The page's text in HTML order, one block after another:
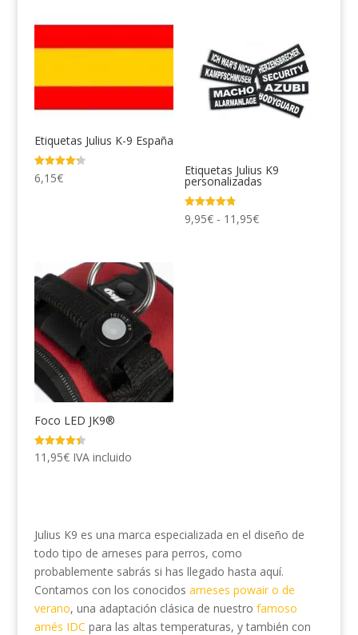
desde
10,90€
12,50€
Etiquetas Julius K-9 España
Valorado
con
6,15€
Etiquetas Julius K9
personalizadas
Valorado
con
9,95€ - 11,95€Rango
Foco LED JK9®
Valorado
con
11,95€ IVA incluido
Julius K9 es una marca especializada en el diseño de
todo tipo de arneses para perros, como
probablemente sabrás si has llegado hasta aquí.
Contamos con los conocidos arneses powair o de
verano, una adaptación clásica de nuestro famoso
arnés IDC para las altas temperaturas, y también con